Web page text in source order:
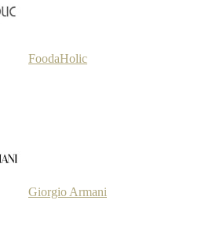
FoodaHolic
Giorgio Armani